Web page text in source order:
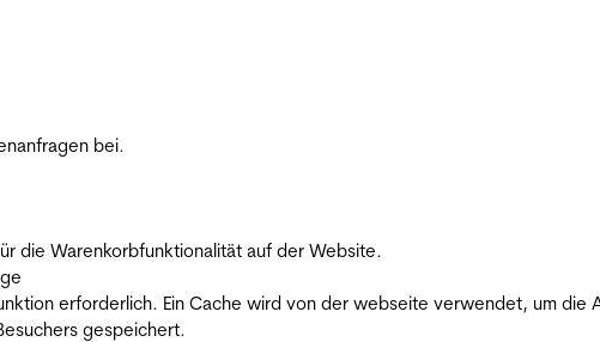
bei.
die Warenkorbfunktionalität auf der Website.
erforderlich. Ein Cache wird von der webseite verwendet, um
gespeichert.